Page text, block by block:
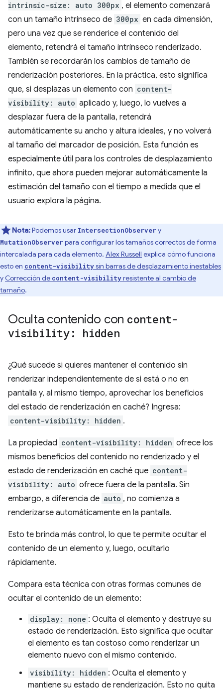
intrinsic-size: auto 300px , el elemento comenzará
con un tamaño intrínseco de 300px en cada dimensión,
pero una vez que se renderice el contenido del
elemento, retendrá el tamaño intrínseco renderizado.
También se recordarán los cambios de tamaño de
renderización posteriores. En la práctica, esto significa
que, si desplazas un elemento con content-
visibility: auto aplicado y, luego, lo vuelves a
desplazar fuera de la pantalla, retendrá
automáticamente su ancho y altura ideales, y no volverá
al tamaño del marcador de posición. Esta función es
especialmente útil para los controles de desplazamiento
infinito, que ahora pueden mejorar automáticamente la
estimación del tamaño con el tiempo a medida que el
usuario explora la página.
Nota:Podemos usar IntersectionObserver y
MutationObserver para configurar los tamaños correctos de forma
intercalada para cada elemento. Alex Russell explica cómo funciona
esto en content-visibilitysin barras de desplazamiento inestables
y Corrección de content-visibilityresistente al cambio de
tamaño.
Oculta contenido con content-
visibility: hidden
¿Qué sucede si quieres mantener el contenido sin
renderizar independientemente de si está o no en
pantalla y, al mismo tiempo, aprovechar los beneficios
del estado de renderización en caché? Ingresa:
content-visibility: hidden .
La propiedad content-visibility: hidden ofrece los
mismos beneficios del contenido no renderizado y el
estado de renderización en caché que content-
visibility: auto ofrece fuera de la pantalla. Sin
embargo, a diferencia de auto , no comienza a
renderizarse automáticamente en la pantalla.
Esto te brinda más control, lo que te permite ocultar el
contenido de un elemento y, luego, ocultarlo
rápidamente.
Compara esta técnica con otras formas comunes de
ocultar el contenido de un elemento:
display: none : Oculta el elemento y destruye su
estado de renderización. Esto significa que ocultar
el elemento es tan costoso como renderizar un
elemento nuevo con el mismo contenido.
visibility: hidden : Oculta el elemento y
mantiene su estado de renderización. Esto no quita